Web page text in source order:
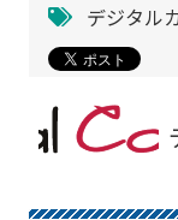
デジタル